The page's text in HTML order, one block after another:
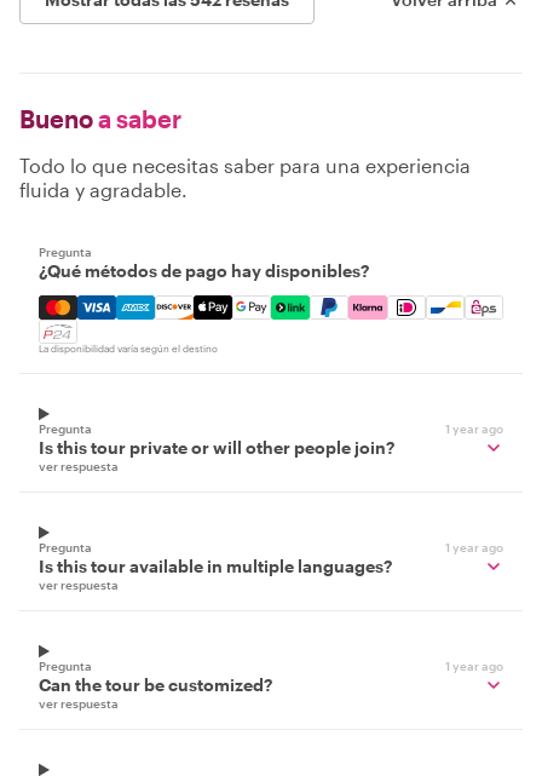
Buenoa saber
Todo lo que necesitas saber para una experiencia
fluida y agradable.
Pregunta
¿Qué métodos de pago hay disponibles?
Mastercard, Visa, Amex, Discover, Apple Pay, Google
La disponibilidad varía según el destino
Pregunta 1 year ago
Is this tour private or will other people join?
ver respuesta
Pregunta 1 year ago
Is this tour available in multiple languages?
ver respuesta
Pregunta 1 year ago
Can the tour be customized?
ver respuesta